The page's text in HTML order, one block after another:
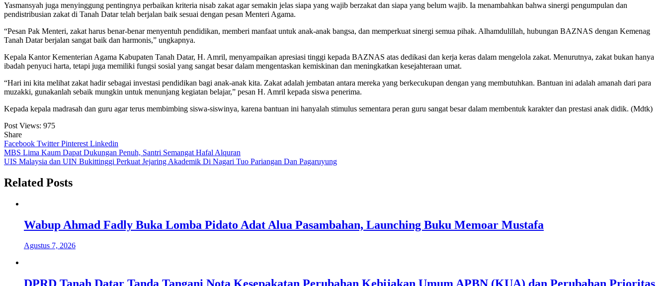
Yasmansyah juga menyinggung pentingnya perbaikan kriteria nisab zakat agar semakin jelas siapa yang wajib berzakat dan siapa yang belum wajib. Ia menambahkan bahwa sinergi pengumpulan dan
pendistribusian zakat di Tanah Datar telah berjalan baik sesuai dengan pesan Menteri Agama.
“Pesan Pak Menteri, zakat harus benar-benar menyentuh pendidikan, memberi manfaat untuk anak-anak bangsa, dan memperkuat sinergi semua pihak. Alhamdulillah, hubungan BAZNAS dengan Kemenag
Tanah Datar berjalan sangat baik dan harmonis,” ungkapnya.
Kepala Kantor Kementerian Agama Kabupaten Tanah Datar, H. Amril, menyampaikan apresiasi tinggi kepada BAZNAS atas dedikasi dan kerja keras dalam mengelola zakat. Menurutnya, zakat bukan hanya
ibadah penyuci harta, tetapi juga memiliki fungsi sosial yang sangat besar dalam mengentaskan kemiskinan dan meningkatkan kesejahteraan umat.
“Hari ini kita melihat zakat hadir sebagai investasi pendidikan bagi anak-anak kita. Zakat adalah jembatan antara mereka yang berkecukupan dengan yang membutuhkan. Bantuan ini adalah amanah dari para
muzakki, gunakanlah sebaik mungkin untuk menunjang kegiatan belajar,” pesan H. Amril kepada siswa penerima.
Kepada kepala madrasah dan guru agar terus membimbing siswa-siswinya, karena bantuan ini hanyalah stimulus sementara peran guru sangat besar dalam membentuk karakter dan prestasi anak didik. (Mdtk)
Post Views: 975
Share
Facebook TwitterPinterest Linkedin
Navigasi
pos
MBS Lima Kaum Dapat Dukungan Penuh, Santri Semangat Hafal Alquran
UIS Malaysia dan UIN Bukittinggi Perkuat Jejaring Akademik Di Nagari Tuo Pariangan Dan Pagaruyung
Related Posts
Wabup Ahmad Fadly Buka Lomba Pidato Adat Alua Pasambahan, Launching Buku Memoar Mustafa
Agustus 7, 2026